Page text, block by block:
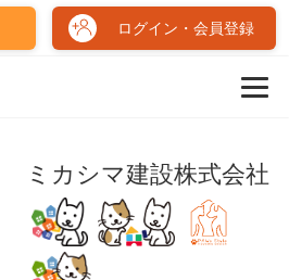
ログイン・会員登録
ミカシマ建設株式会社